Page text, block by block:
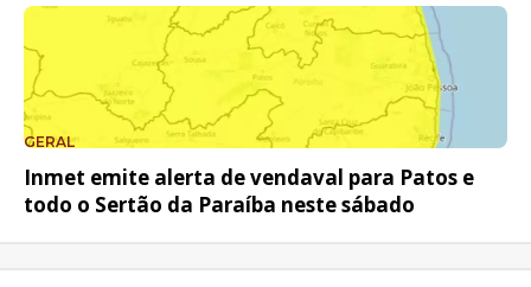
GERAL
Inmet emite alerta de vendaval para Patos e
todo o Sertão da Paraíba neste sábado